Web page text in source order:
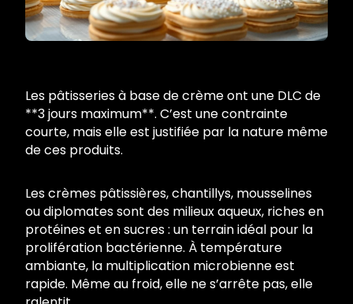
Les pâtisseries à base de crème ont une DLC de
**3 jours maximum**. C’est une contrainte
courte, mais elle est justifiée par la nature même
de ces produits.
Les crèmes pâtissières, chantillys, mousselines
ou diplomates sont des milieux aqueux, riches en
protéines et en sucres : un terrain idéal pour la
prolifération bactérienne. À température
ambiante, la multiplication microbienne est
rapide. Même au froid, elle ne s’arrête pas, elle